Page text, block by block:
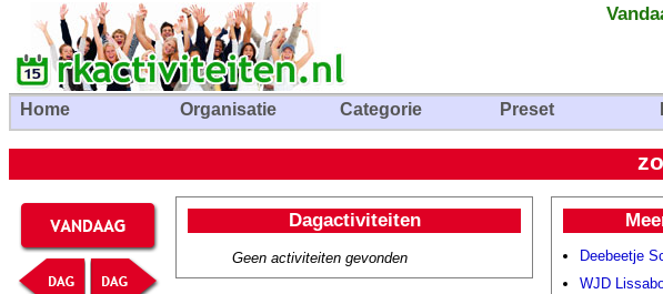
Home Organisatie Categorie Preset
Dagactiviteiten
Geen activiteiten gevonden Deebeetje
WJD